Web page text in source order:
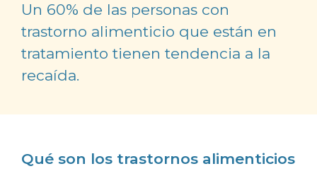
Un 60% de las personas con
trastorno alimenticio que están en
tratamiento tienen tendencia a la
recaída.
Qué son los trastornos alimenticios